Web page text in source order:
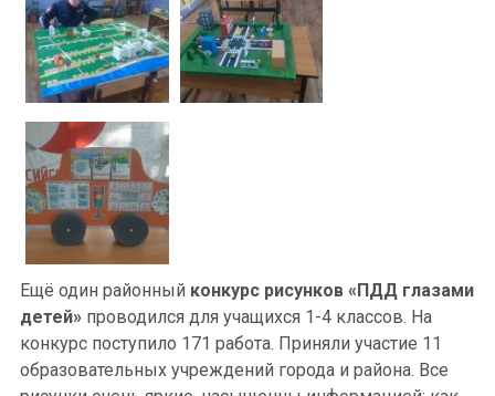
Ещё один районный конкурс рисунков «ПДД глазами
детей» проводился для учащихся 1-4 классов. На
конкурс поступило 171 работа. Приняли участие 11
образовательных учреждений города и района. Все